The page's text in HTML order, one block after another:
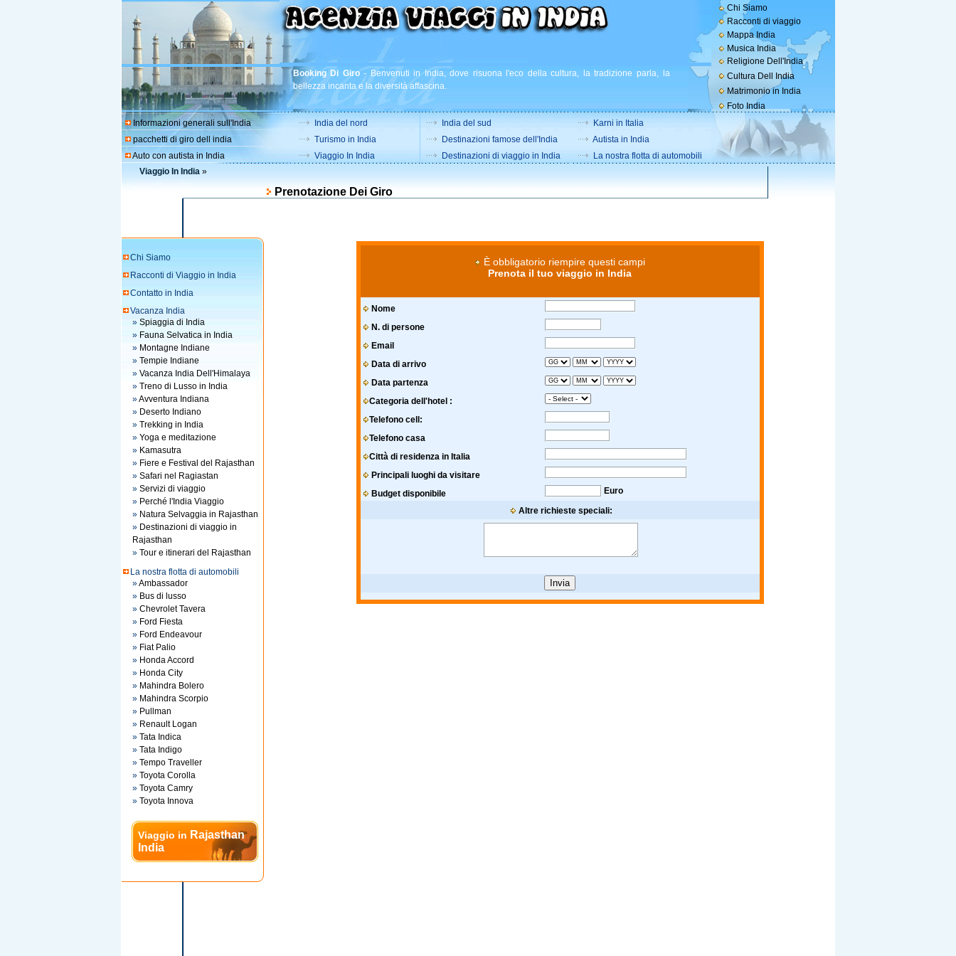
Chi Siamo
Racconti di viaggio
Mappa India
Musica India
Religione Dell'India
Booking Di Giro- Benvenuti in India, dove risuona l'eco della cultura, la tradizione parla, la
bellezza incanta e la diversità affascina.
Cultura Dell India
Matrimonio in India
Foto India
Informazioni generali sull'India
pacchetti di giro dell india
Auto con autista in India
India del nord
Turismo in India
Viaggio In India
India del sud
Destinazioni famose dell'India
Destinazioni di viaggio in India
Karni in Italia
Autista in India
La nostra flotta di automobili
Viaggio In India»
Prenotazione Dei Giro
Chi Siamo
Racconti di Viaggio in India
Contatto in India
Vacanza India
» Spiaggia di India
» Fauna Selvatica in India
» Montagne Indiane
» Tempie Indiane
» Vacanza India Dell'Himalaya
» Treno di Lusso in India
»Avventura Indiana
» Deserto Indiano
» Trekking in India
» Yoga e meditazione
» Kamasutra
» Fiere e Festival del Rajasthan
» Safari nel Ragiastan
» Servizi di viaggio
» Perché l'India Viaggio
» Natura Selvaggia in Rajasthan
» Destinazioni di viaggio in
Rajasthan
» Tour e itinerari del Rajasthan
La nostra flotta di automobili
»Ambassador
» Bus di lusso
» Chevrolet Tavera
» Ford Fiesta
» Ford Endeavour
» Fiat Palio
» Honda Accord
» Honda City
» Mahindra Bolero
» Mahindra Scorpio
» Pullman
» Renault Logan
» Tata Indica
» Tata Indigo
» Tempo Traveller
» Toyota Corolla
» Toyota Camry
» Toyota Innova
Viaggio in Rajasthan
India
È obbligatorio riempire questi campi
Prenota il tuo viaggio in India
Nome
N. di persone
Email
Data di arrivo
Data partenza
Categoria dell'hotel :
Telefono cell:
Telefono casa
Città di residenza in Italia
Principali luoghi da visitare
Budget disponibile
Euro
Altre richieste speciali: